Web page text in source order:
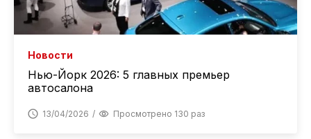
Новости
Нью-Йорк 2026: 5 главных премьер
автосалона
13/04/2026 Просмотрено 130 раз